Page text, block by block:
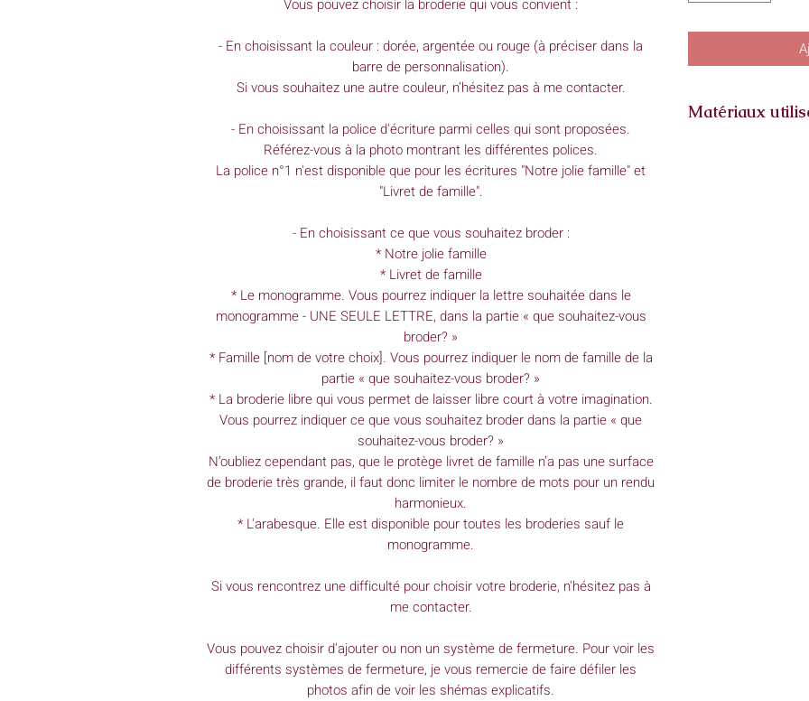
Vous pouvez choisir la broderie qui vous convient :
- En choisissant la couleur : dorée, argentée ou rouge (à préciser dans la
barre de personnalisation).
Si vous souhaitez une autre couleur, n’hésitez pas à me contacter.
- En choisissant la police d'écriture parmi celles qui sont proposées.
Référez-vous à la photo montrant les différentes polices.
La police n°1 n'est disponible que pour les écritures "Notre jolie famille" et
"Livret de famille".
- En choisissant ce que vous souhaitez broder :
* Notre jolie famille
* Livret de famille
* Le monogramme. Vous pourrez indiquer la lettre souhaitée dans le
monogramme - UNE SEULE LETTRE, dans la partie « que souhaitez-vous
broder? »
* Famille [nom de votre choix]. Vous pourrez indiquer le nom de famille de la
partie « que souhaitez-vous broder? »
* La broderie libre qui vous permet de laisser libre court à votre imagination.
Vous pourrez indiquer ce que vous souhaitez broder dans la partie « que
souhaitez-vous broder? »
N’oubliez cependant pas, que le protège livret de famille n’a pas une surface
de broderie très grande, il faut donc limiter le nombre de mots pour un rendu
harmonieux.
* L'arabesque. Elle est disponible pour toutes les broderies sauf le
monogramme.
Si vous rencontrez une difficulté pour choisir votre broderie, n'hésitez pas à
me contacter.
Vous pouvez choisir d'ajouter ou non un système de fermeture. Pour voir les
différents systèmes de fermeture, je vous remercie de faire défiler les
photos afin de voir les shémas explicatifs.
Matériaux